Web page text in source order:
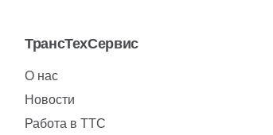
ТрансТехСервис
О нас
Новости
Работа в ТТС